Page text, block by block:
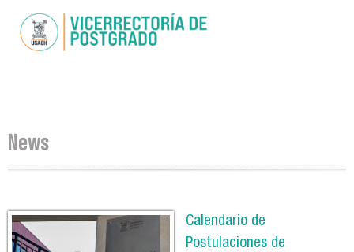
main
You are here
News
Calendario de
Postulaciones de
Pages